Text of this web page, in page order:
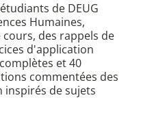
de DEUG
Humaines,
des rappels de
d'application
et 40
commentées des
de sujets